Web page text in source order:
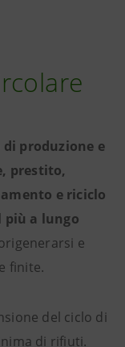
produzione e
prestito,
e riciclo
a lungo
e
finite.
del ciclo di
di rifiuti.